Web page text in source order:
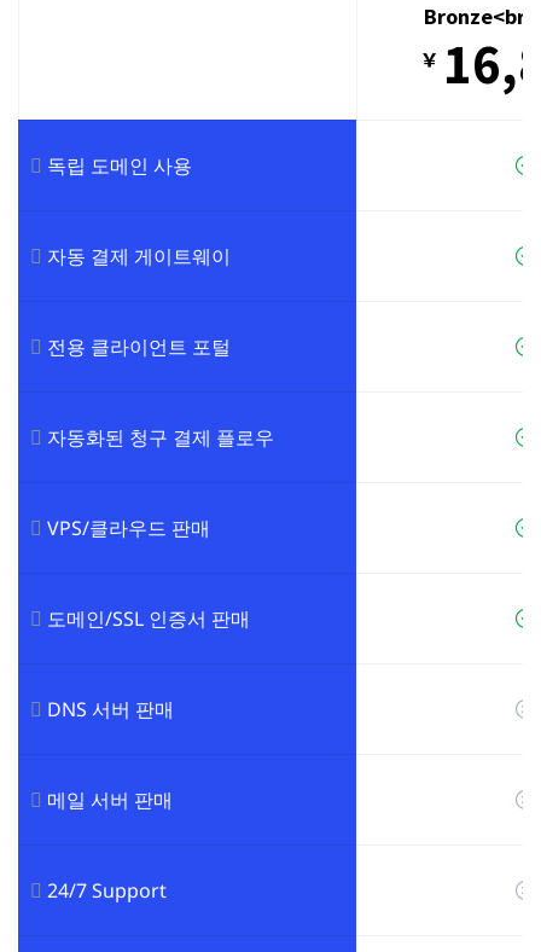
Bronze<br/
￥
독립 도메인 사용
자동 결제 게이트웨이
전용 클라이언트 포털
자동화된 청구 결제 플로우
VPS/클라우드 판매
도메인/SSL 인증서 판매
DNS 서버 판매
메일 서버 판매
24/7 Support